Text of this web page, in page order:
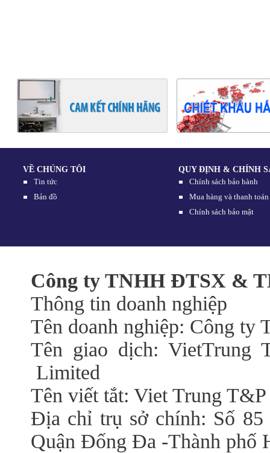
VỀ CHÚNG TÔI
Tin tức
Bản đồ
QUY ĐỊNH & CHÍNH
Chính sách bảo hành
Mua hàng và thanh toán
Chính sách bảo mật
Công ty TNHH ĐTSX &
Thông tin doanh nghiệp
Tên doanh nghiệp: Công
Tên giao dịch: VietTrung
Limited
Tên viết tắt: Viet Trung
Địa chỉ trụ sở chính: Số
Quận Đống Đa -Thành phố